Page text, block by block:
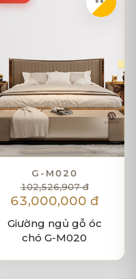
G-M020
102,526,907 đ
63,000,000 đ
Giường ngủ gỗ óc
chó G-M020